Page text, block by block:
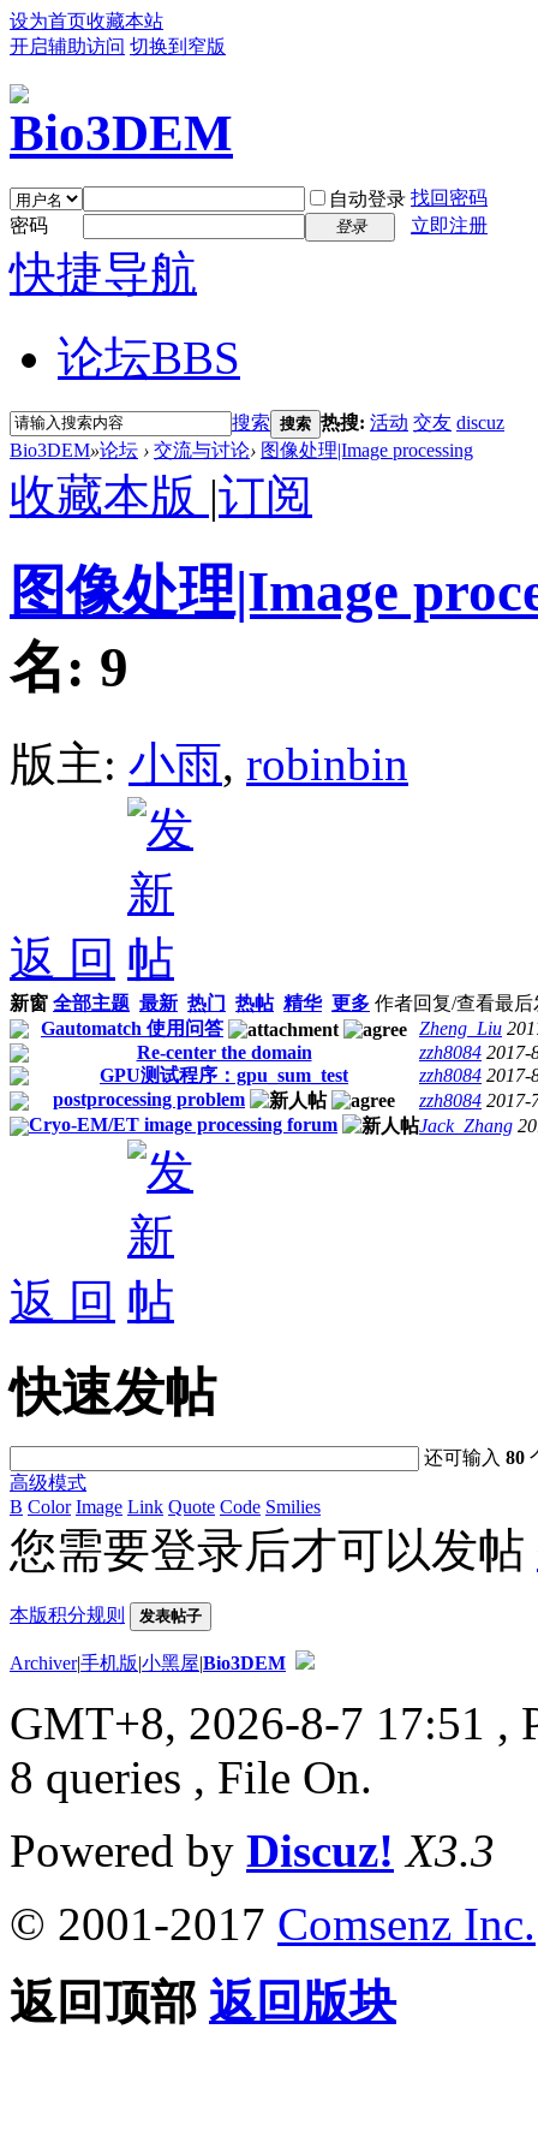
设为首页收藏本站
开启辅助访问 切换到窄版
自动登录 找回密码
密码
登录 立即注册
快捷导航
论坛BBS
搜索 搜索 热搜: 活动 交友 discuz
Bio3DEM»论坛 › 交流与讨论› 图像处理|Image processing
收藏本版 |订阅
图像处理|Image
名: 9
版主: 小雨, robinbin
返 回
新窗 全部主题 最新 热门 热帖 精华 更多 作者回复/查看最后
Gautomatch 使用问答
Zheng_Liu
Re-center the domain
zzh8084 2017-
GPU测试程序：gpu_sum_test
zzh8084 2017-
postprocessing problem
zzh8084 2017-
Cryo-EM/ET image processing forum
Jack_Zhang
返 回
快速发帖
还可输入80
高级模式
B Color Image Link Quote Code Smilies
您需要登录后才可以发帖
本版积分规则 发表帖子
Archiver|手机版|小黑屋|Bio3DEM
GMT+8, 2026-8-7 17:51 ,
8 queries , File On.
Powered by Discuz! X3.3
© 2001-2017 Comsenz Inc.
返回顶部 返回版块